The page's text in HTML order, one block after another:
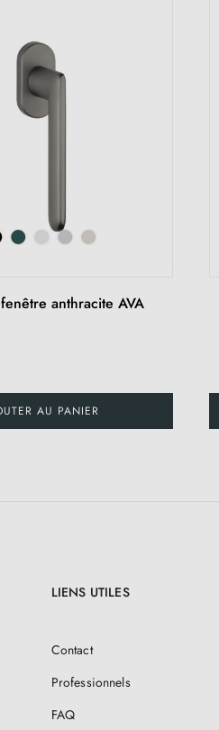
anthracite AVA
AU PANIER
LIENS UTILES
Contact
Professionnels
FAQ